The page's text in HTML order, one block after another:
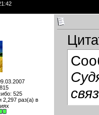
525
2,297 раз(а) в